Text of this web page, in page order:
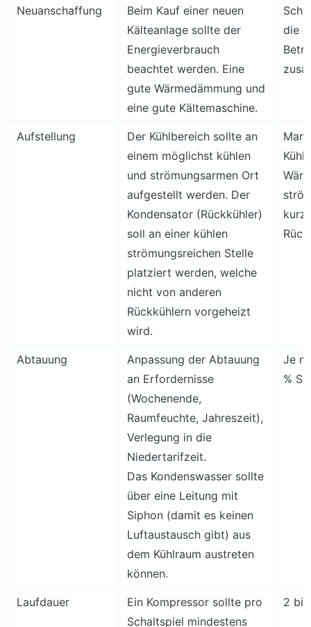
Neuanschaffung
Beim Kauf einer neuen
Kälteanlage sollte der
Energieverbrauch
beachtet werden. Eine
gute Wärmedämmung und
eine gute Kältemaschine.
die
Aufstellung
Der Kühlbereich sollte an
einem möglichst kühlen
und strömungsarmen Ort
aufgestellt werden. Der
Kondensator (Rückkühler)
soll an einer kühlen
strömungsreichen Stelle
platziert werden, welche
nicht von anderen
Rückkühlern vorgeheizt
wird.
Man
Abtauung
Anpassung der Abtauung
an Erfordernisse
(Wochenende,
Raumfeuchte, Jahreszeit),
Verlegung in die
Niedertarifzeit.
Das Kondenswasser sollte
über eine Leitung mit
Siphon (damit es keinen
Luftaustausch gibt) aus
dem Kühlraum austreten
können.
Je
%
Laufdauer
Ein Kompressor sollte pro
Schaltspiel mindestens
2